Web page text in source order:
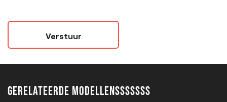
Verstuur
Gerelateerde modellensssssss